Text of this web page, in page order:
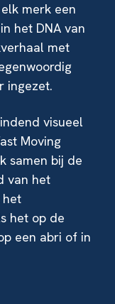
merk een
het DNA van
met
ingezet.
visueel
Moving
samen bij de
van het
het
het op de
een abri of in